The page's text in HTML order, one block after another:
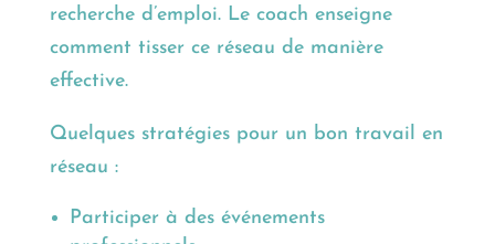
recherche d’emploi. Le coach enseigne
comment tisser ce réseau de manière
effective.
Quelques stratégies pour un bon travail en
réseau :
Participer à des événements